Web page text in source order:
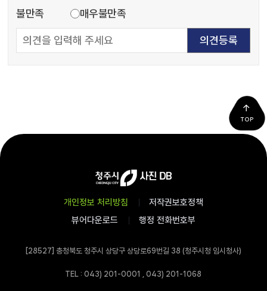
불만족
매우불만족
TOP
개인정보 처리방침
저작권보호정책
뷰어다운로드
행정 전화번호부
[28527] 충청북도 청주시 상당구 상당로69번길 38 (청주시청 임시청사)
TEL : 043) 201-0001 , 043) 201-1068